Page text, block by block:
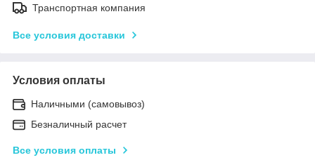
Транспортная компания
Все условия доставки
Условия оплаты
Наличными (самовывоз)
Безналичный расчет
Все условия оплаты